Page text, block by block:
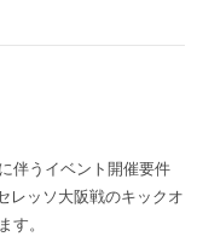
伴うイベント開催要件
レッソ大阪戦のキックオ
す。